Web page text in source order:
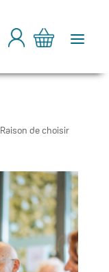
a
Raison de choisir